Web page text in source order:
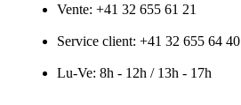
Vente: +41 32 655 61 21
Service client: +41 32 655 64 40
Lu-Ve: 8h - 12h / 13h - 17h